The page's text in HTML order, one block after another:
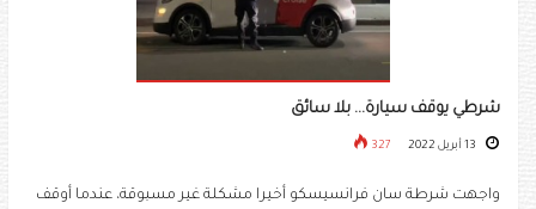
شرطي يوقف سيارة... بلا سائق
327
واجهت شرطة سان فرانسيسكو أخيرا مشكلة غير مسبوقة، عندما أوقف